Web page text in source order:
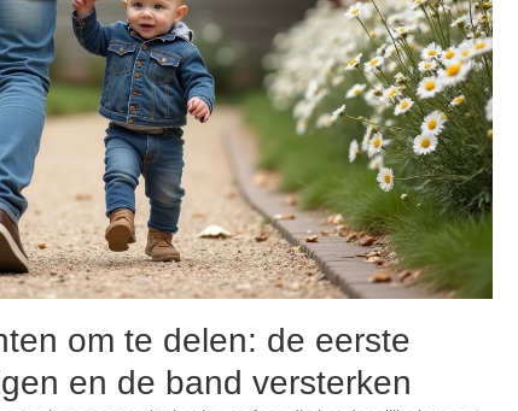
om te delen: de eerste
en de band versterken